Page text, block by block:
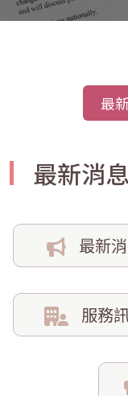
最
最新消
最新
服務